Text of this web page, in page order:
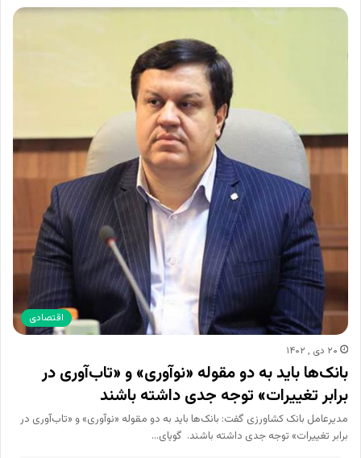
اقتصادی
۲۰ دی , ۱۴۰۲
بانک‌ها باید به دو مقوله «نوآوری» و «تاب‌آوری در
برابر تغییرات» توجه جدی داشته باشند
مدیرعامل بانک کشاورزی گفت: بانک‌ها باید به دو مقوله «نوآوری» و «تاب‌آوری در
برابر تغییرات» توجه جدی داشته باشند. گویای…